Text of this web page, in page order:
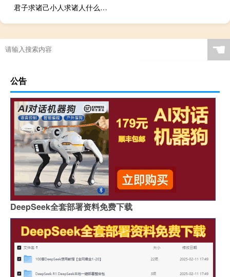
君子求诸己小人求诸人什么意思
☚
公告
DeepSeek全套部署资料免费下载